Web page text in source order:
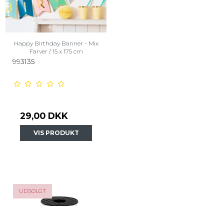
Happy Birthday Banner - Mix
Farver / 15 x 175 cm
993135
29,00 DKK
VIS PRODUKT
UDSOLGT